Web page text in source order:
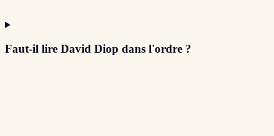
Faut-il lire David Diop dans l'ordre ?